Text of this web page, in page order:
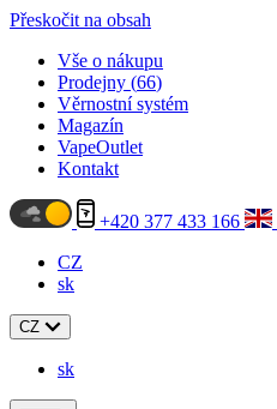
Přeskočit na obsah
Vše o nákupu
Prodejny (66)
Věrnostní systém
Magazín
VapeOutlet
Kontakt
+420 377 433 166
CZ
sk
CZ
sk